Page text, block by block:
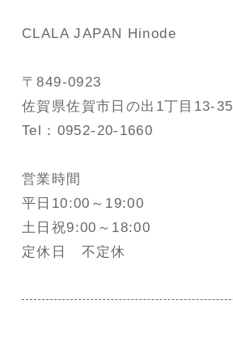
CLALA JAPAN Hinode
〒849-0923
佐賀県佐賀市日の出1丁目13-35
Tel：0952-20-1660
営業時間
平日10:00～19:00
土日祝9:00～18:00
定休日 不定休